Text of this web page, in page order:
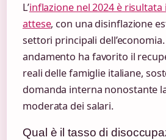
L’inflazione nel 2024 è
attese, con una disinflazione
settori principali
andamento ha favorito il
reali delle famiglie italiane,
domanda interna nonostante
moderata dei salari.
Qual è il tasso di